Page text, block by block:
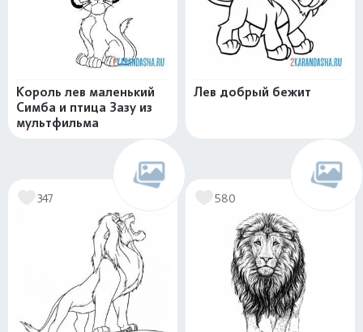
Король лев маленький
Симба и птица Зазу из
мультфильма
Лев добрый бежит
347 580